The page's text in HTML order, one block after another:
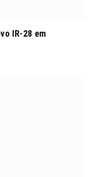
IR-28 em